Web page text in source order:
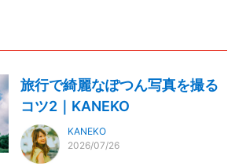
旅行で綺麗なぽつん写真を撮る
コツ2｜KANEKO
KANEKO
2026/07/26